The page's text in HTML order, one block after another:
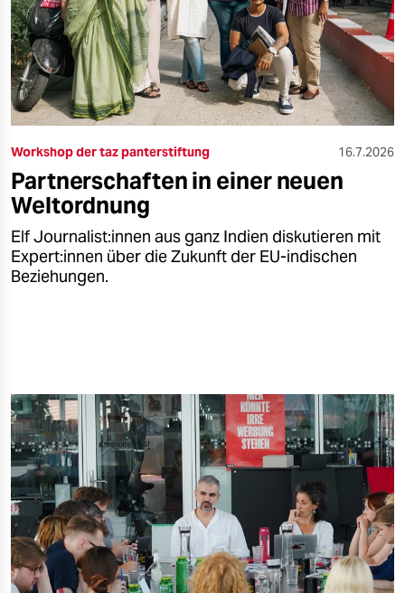
epaper login
Workshop der taz panterstiftung 16.7.2026
Partnerschaften in einer neuen
Weltordnung
Elf Jour­na­lis­t:in­nen aus ganz Indien diskutieren mit
Ex­per­t:in­nen über die Zukunft der EU-indischen
Beziehungen.